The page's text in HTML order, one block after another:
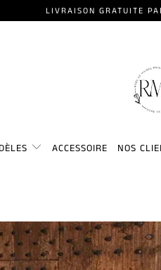
LIVRAISON GRATUITE
ACCESSOIRE NOS